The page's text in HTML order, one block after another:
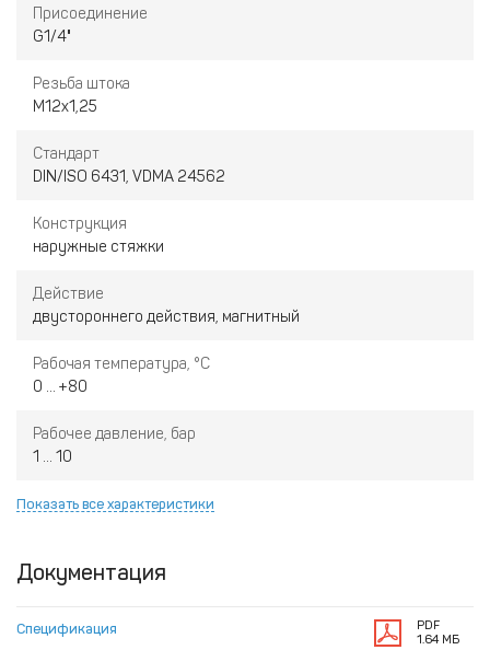
Присоединение
G1/4"
Резьба штока
M12x1,25
Стандарт
DIN/ISO 6431, VDMA 24562
Конструкция
наружные стяжки
Действие
двустороннего действия, магнитный
Рабочая температура, °С
0 ... +80
Рабочее давление, бар
1 ... 10
Показать все характеристики
Документация
Спецификация
PDF
1.64 МБ